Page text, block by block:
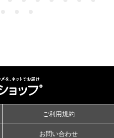
ご利用規約
お問い合わせ